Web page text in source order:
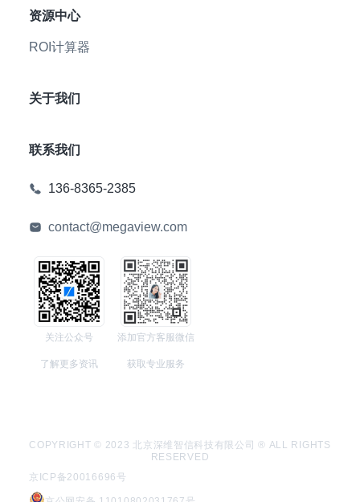
资源中心
ROI计算器
关于我们
联系我们
136-8365-2385
contact@megaview.com
关注公众号
了解更多资讯
添加官方客服微信
获取专业服务
COPYRIGHT © 2023 北京深维智信科技有限公司 ® ALL RIGHTS
RESERVED
京ICP备20016696号